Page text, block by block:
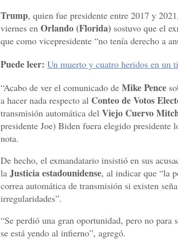
Trump, quien fue presidente entre 2017 y
viernes en Orlando (Florida) sostuvo que el
que como vicepresidente “no tenía derecho a
Puede leer: Un muerto y cuatro heridos en un
“Acabo de ver el comunicado de Mike Pence
a hacer nada respecto al Conteo de Votos
transmisión automática del Viejo Cuervo
presidente Joe) Biden fuera elegido presidente
nota.
De hecho, el exmandatario insistió en sus
la Justicia estadounidense, al indicar que “la
correa automática de transmisión si existen
irregularidades”.
“Se perdió una gran oportunidad, pero no para
se está yendo al infierno”, agregó.